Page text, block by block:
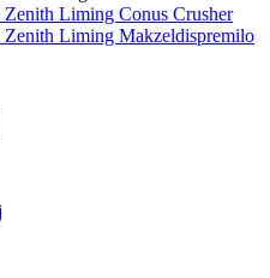
Liming Conus Crusher
Zenith Liming Makzeldispremilo